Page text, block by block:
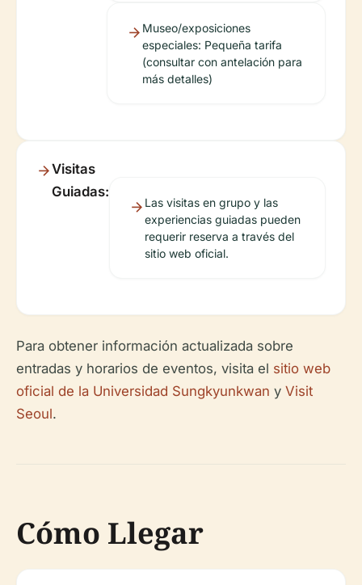
Museo/exposiciones
especiales: Pequeña tarifa
(consultar con antelación para
más detalles)
Visitas
Guiadas:
Las visitas en grupo y las
experiencias guiadas pueden
requerir reserva a través del
sitio web oficial.
Para obtener información actualizada sobre
entradas y horarios de eventos, visita el sitio web
oficial de la Universidad Sungkyunkwan y Visit
Seoul.
Cómo Llegar